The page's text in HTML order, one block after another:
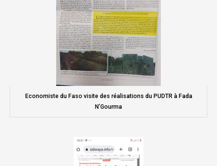
Economiste du Faso visite des réalisations du PUDTR à Fada
N’Gourma